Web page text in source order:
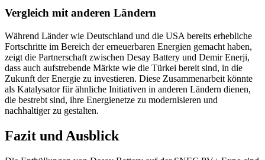
Vergleich mit anderen Ländern
Während Länder wie Deutschland und die USA bereits erhebliche
Fortschritte im Bereich der erneuerbaren Energien gemacht haben,
zeigt die Partnerschaft zwischen Desay Battery und Demir Enerji,
dass auch aufstrebende Märkte wie die Türkei bereit sind, in die
Zukunft der Energie zu investieren. Diese Zusammenarbeit könnte
als Katalysator für ähnliche Initiativen in anderen Ländern dienen,
die bestrebt sind, ihre Energienetze zu modernisieren und
nachhaltiger zu gestalten.
Fazit und Ausblick